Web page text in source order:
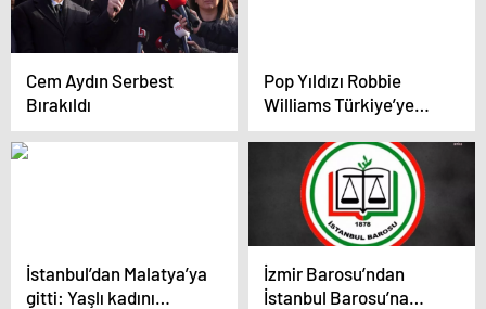
Cem Aydın Serbest
Bırakıldı
Pop Yıldızı Robbie
Williams Türkiye’ye
geliyor
İstanbul’dan Malatya’ya
gitti: Yaşlı kadını
İzmir Barosu’ndan
İstanbul Barosu’na